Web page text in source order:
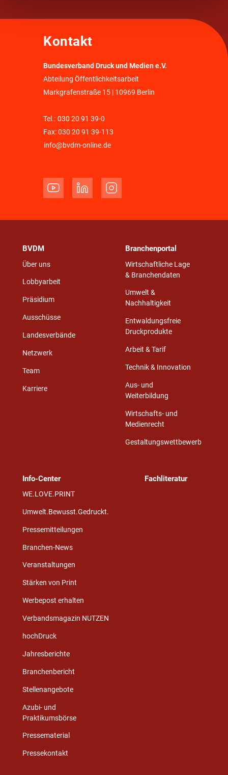
Kontakt
Bundesverband Druck und Medien e.V.
Abteilung Öffentlichkeitsarbeit
Markgrafenstraße 15 | 10969 Berlin
Tel.: 030 20 91 39-0
Fax: 030 20 91 39-113
info@bvdm-online.de
BVDM
Über uns
Lobbyarbeit
Präsidium
Ausschüsse
Landesverbände
Netzwerk
Team
Karriere
Branchenportal
Wirtschaftliche Lage
& Branchendaten
Umwelt &
Nachhaltigkeit
Entwaldungsfreie
Druckprodukte
Arbeit & Tarif
Technik & Innovation
Aus- und
Weiterbildung
Wirtschafts- und
Medienrecht
Gestaltungswettbewerb
Info-Center
WE.LOVE.PRINT
Umwelt.Bewusst.Gedruckt.
Pressemitteilungen
Branchen-News
Veranstaltungen
Stärken von Print
Werbepost erhalten
Verbandsmagazin NUTZEN
hochDruck
Jahresberichte
Branchenbericht
Stellenangebote
Azubi- und
Praktikumsbörse
Pressematerial
Pressekontakt
Fachliteratur